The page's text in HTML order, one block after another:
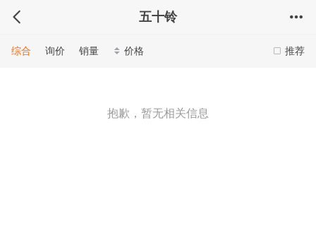
五十铃
推荐
综合 询价 销量 价格
抱歉，暂无相关信息